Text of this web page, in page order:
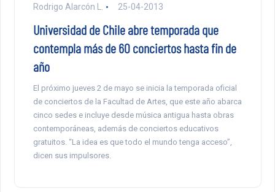
Rodrigo Alarcón L. 25-04-2013
Universidad de Chile abre temporada que
contempla más de 60 conciertos hasta fin de
año
El próximo jueves 2 de mayo se inicia la temporada oficial
de conciertos de la Facultad de Artes, que este año abarca
cinco sedes e incluye desde música antigua hasta obras
contemporáneas, además de conciertos educativos
gratuitos. “La idea es que todo el mundo tenga acceso”,
dicen sus impulsores.